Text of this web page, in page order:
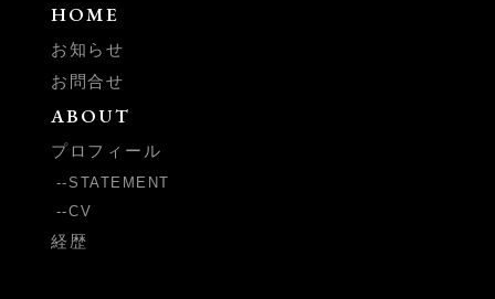
HOME
お知らせ
お問合せ
ABOUT
プロフィール
STATEMENT
CV
経歴